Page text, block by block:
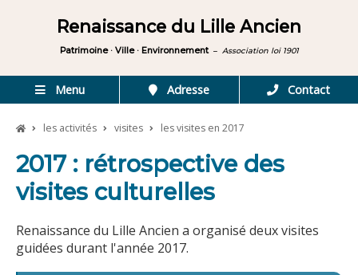
Renaissance du Lille Ancien
Patrimoine · Ville · Environnement– Association loi 1901
Menu Adresse Contact
les activités visites les visites en 2017
2017 : rétrospective des
visites culturelles
Renaissance du Lille Ancien a organisé deux visites
guidées durant l'année 2017.